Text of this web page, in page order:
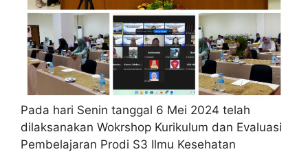
Pada hari Senin tanggal 6 Mei 2024 telah
dilaksanakan Wokrshop Kurikulum dan Evaluasi
Pembelajaran Prodi S3 Ilmu Kesehatan